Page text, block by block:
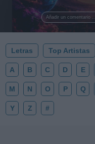
Añadir un comentario ...
al firmamento y
esta colección
✨⭐
Letras Top Artistas
A B C D E
M N O P Q
Y Z #